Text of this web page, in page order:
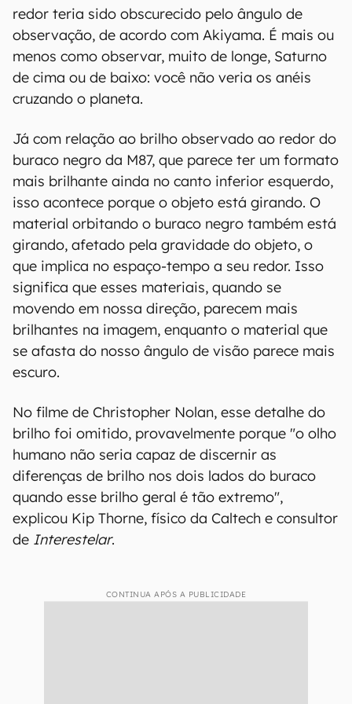
redor teria sido obscurecido pelo ângulo de
observação, de acordo com Akiyama. É mais ou
menos como observar, muito de longe, Saturno
de cima ou de baixo: você não veria os anéis
cruzando o planeta.
Já com relação ao brilho observado ao redor do
buraco negro da M87, que parece ter um formato
mais brilhante ainda no canto inferior esquerdo,
isso acontece porque o objeto está girando. O
material orbitando o buraco negro também está
girando, afetado pela gravidade do objeto, o
que implica no espaço-tempo a seu redor. Isso
significa que esses materiais, quando se
movendo em nossa direção, parecem mais
brilhantes na imagem, enquanto o material que
se afasta do nosso ângulo de visão parece mais
escuro.
No filme de Christopher Nolan, esse detalhe do
brilho foi omitido, provavelmente porque "o olho
humano não seria capaz de discernir as
diferenças de brilho nos dois lados do buraco
quando esse brilho geral é tão extremo",
explicou Kip Thorne, físico da Caltech e consultor
de Interestelar.
CONTINUA APÓS A PUBLICIDADE